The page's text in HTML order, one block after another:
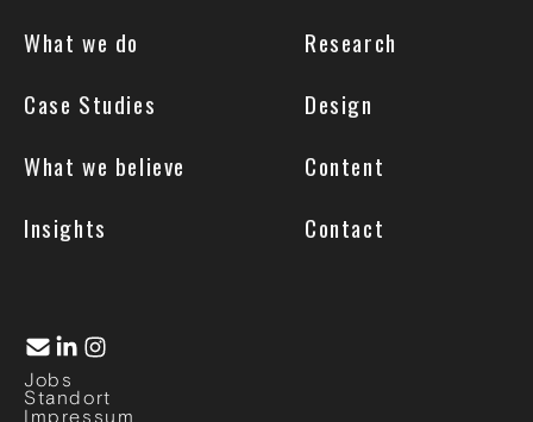
What we do
Case Studies
What we believe
Insights
Research
Design
Content
Contact
Jobs
Standort
Impressum